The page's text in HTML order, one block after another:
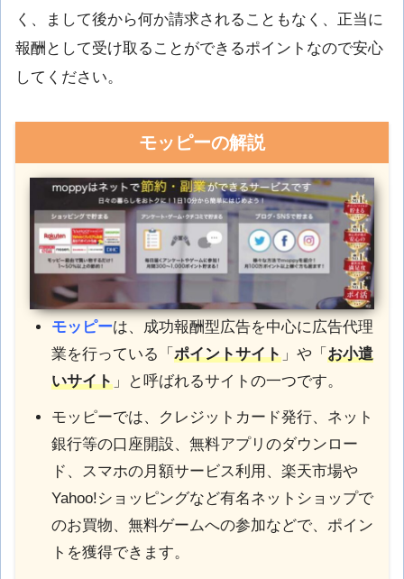
く、まして後から何か請求されることもなく、正当に
報酬として受け取ることができるポイントなので安心
してください。
モッピーの解説
モッピーは、成功報酬型広告を中心に広告代理
業を行っている「 ポイントサイト」や「 お小遣
いサイト」と呼ばれるサイトの一つです。
モッピーでは、クレジットカード発行、ネット
銀行等の口座開設、無料アプリのダウンロー
ド、スマホの月額サービス利用、楽天市場や
Yahoo!ショッピングなど有名ネットショップで
のお買物、無料ゲームへの参加などで、ポイン
トを獲得できます。